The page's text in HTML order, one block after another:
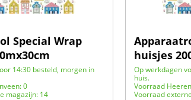
Special Wrap
14:30 besteld, morgen in
0
magazijn: 14
huisjes
Op werkdagen
huis.
Voorraad
Voorraad